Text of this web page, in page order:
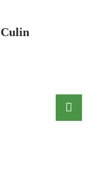
Culinary